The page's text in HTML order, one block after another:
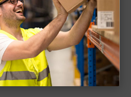
chiaro e corretto,